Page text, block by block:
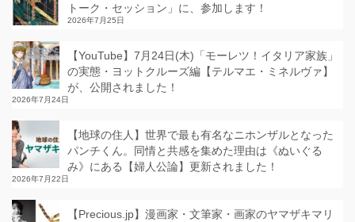
トーク・セッション」に、参加します！
2026年7月25日
【YouTube】7月24日(木)「モーレツ！イタリア家族」
の実態・ヨットクルーズ編【テルマエ・ミネルヴァ】
が、公開されました！
2026年7月24日
【地球の住人】世界で最も有名なニホンザルとなった
パンチくん。同情と共感を集めた理由は《ぬいぐる
み》にある【婦人公論】更新されました！
2026年7月22日
【Precious.jp】漫画家・文筆家・画家のヤマザキマリ